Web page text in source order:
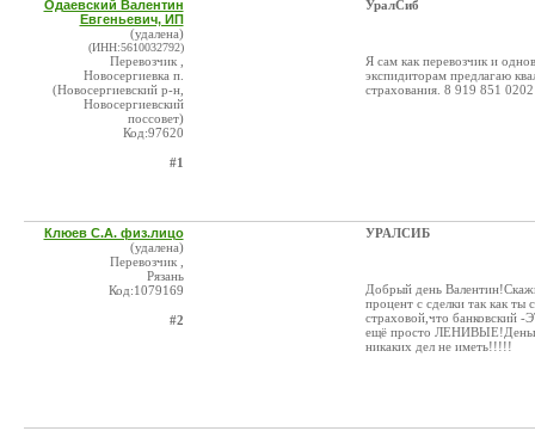
Одаевский Валентин
Евгеньевич, ИП
(удалена)
(ИНН:5610032792)
Перевозчик ,
Новосергиевка п.
(Новосергиевский р-н,
Новосергиевский
поссовет)
Код:97620
#1
УралСиб
Я сам как перевозчик и
экспидиторам предлагаю
страхования. 8 919 851
Клюев С.А. физ.лицо
(удалена)
Перевозчик ,
Рязань
Код:1079169
#2
УРАЛСИБ
Добрый день
процент с сделки так как
страховой,что
ещё просто
никаких дел не иметь!!!!!